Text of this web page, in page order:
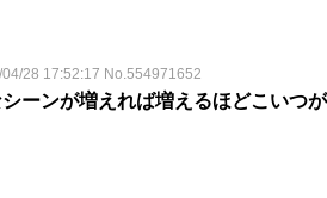
28 17:52:17 No.554971652
ーンが増えれば増えるほどこいつ